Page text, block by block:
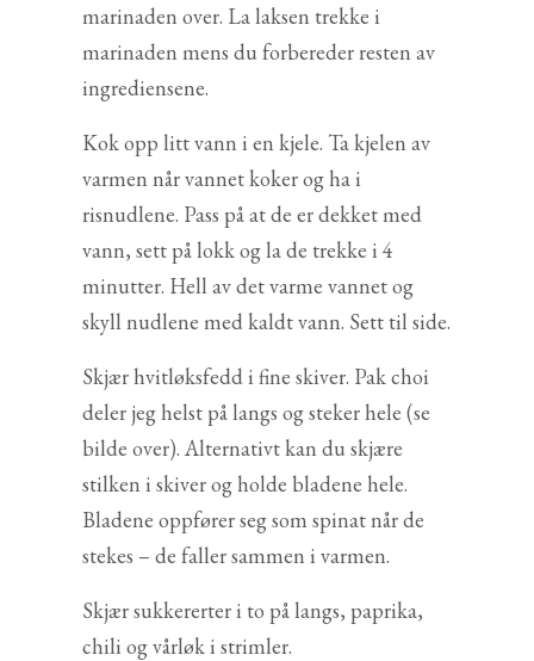
marinaden over. La laksen trekke i
marinaden mens du forbereder resten av
ingrediensene.
Kok opp litt vann i en kjele. Ta kjelen av
varmen når vannet koker og ha i
risnudlene. Pass på at de er dekket med
vann, sett på lokk og la de trekke i 4
minutter. Hell av det varme vannet og
skyll nudlene med kaldt vann. Sett til side.
Skjær hvitløksfedd i fine skiver. Pak choi
deler jeg helst på langs og steker hele (se
bilde over). Alternativt kan du skjære
stilken i skiver og holde bladene hele.
Bladene oppfører seg som spinat når de
stekes – de faller sammen i varmen.
Skjær sukkererter i to på langs, paprika,
chili og vårløk i strimler.